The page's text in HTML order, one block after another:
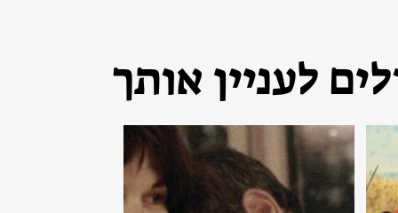
לעניין אותך